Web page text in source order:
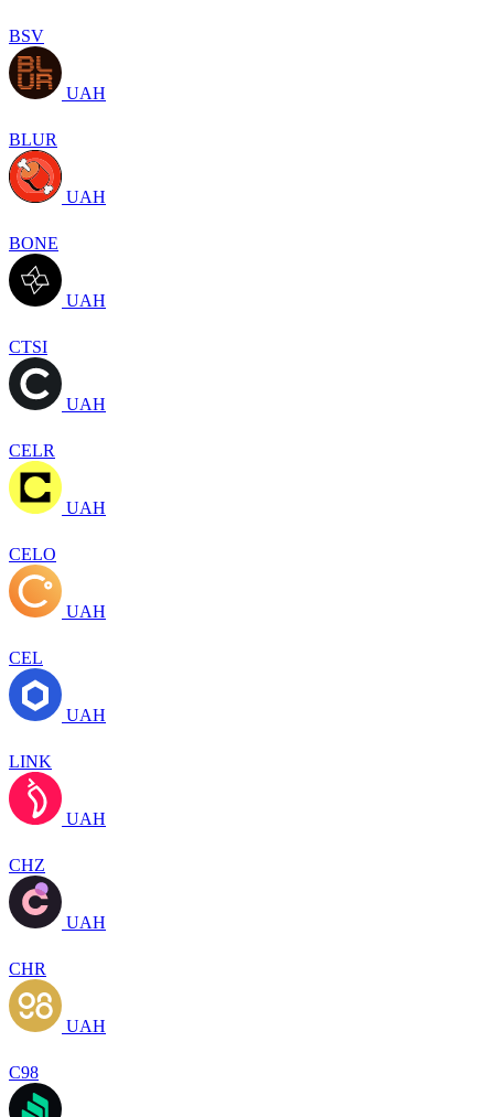
BSV
UAH
BLUR
UAH
BONE
UAH
CTSI
UAH
CELR
UAH
CELO
UAH
CEL
UAH
LINK
UAH
CHZ
UAH
CHR
UAH
C98